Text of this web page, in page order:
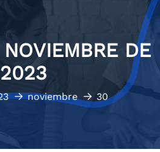
DE
2023
noviembre 30